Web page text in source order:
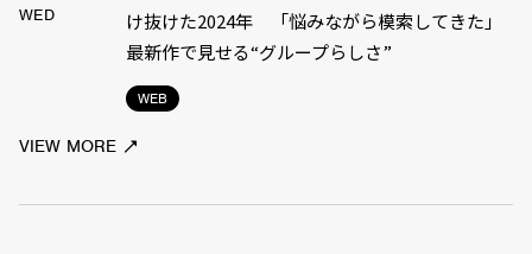
WED
WEB
け抜けた2024年 「悩みながら模索してきた」
最新作で見せる“グループらしさ”
VIEW MORE